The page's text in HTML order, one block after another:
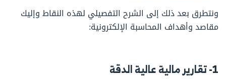
ونتطرق بعد ذلك إلى الشرح التفصيلي لهذه النقاط وإليك
مقاصد وأهداف المحاسبة الإلكترونية:
1- تقارير مالية عالية الدقة